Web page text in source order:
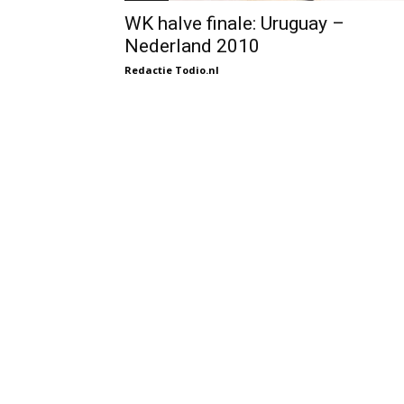
WK halve finale: Uruguay –
Nederland 2010
Redactie Todio.nl